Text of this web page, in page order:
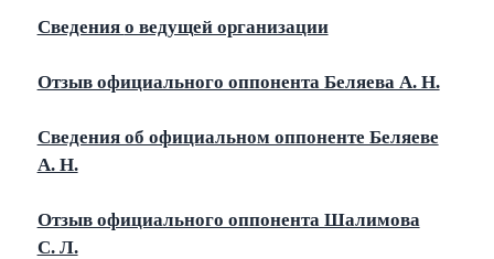
Сведения о ведущей организации
Отзыв официального оппонента Беляева А. Н.
Сведения об официальном оппоненте Беляеве
А. Н.
Отзыв официального оппонента Шалимова
С. Л.